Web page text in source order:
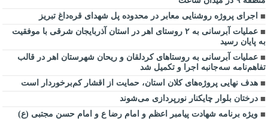
اجرای پروژه روشنایی معابر در محدوده پل شهدای قره‌داغ تبریز
عملیات آبرسانی به ۲ روستای اهر در استان آذربایجان شرقی با موفقیت
به پایان رسید
عملیات آبرسانی به روستاهای کردلقان و ریحان شهرستان اهر در قالب
تفاهم‌نامه سه‌جانبه اجرا و تکمیل شد
هدف نهایی پروژه‌های کلان استان، حمایت از اقشار کم‌برخوردار است
درختان بلوار چایکنار نورپردازی می‌شوند
ویژه برنامه شهادت پیامبر اعظم و امام رضا ع و امام حسن مجتبی (ع)